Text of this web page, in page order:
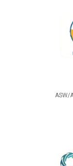
ASW/